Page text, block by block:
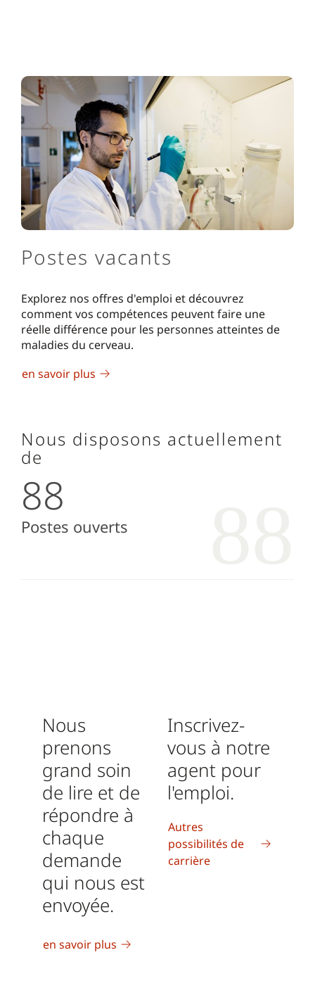
Postes vacants
Explorez nos offres d'emploi et découvrez
comment vos compétences peuvent faire une
réelle différence pour les personnes atteintes de
maladies du cerveau.
en savoir plus
Nous disposons actuellement
de
88
Postes ouverts
Nous
prenons
grand soin
de lire et de
répondre à
chaque
demande
qui nous est
envoyée.
en savoir plus
Inscrivez-
vous à notre
agent pour
l'emploi.
Autres
possibilités de
carrière